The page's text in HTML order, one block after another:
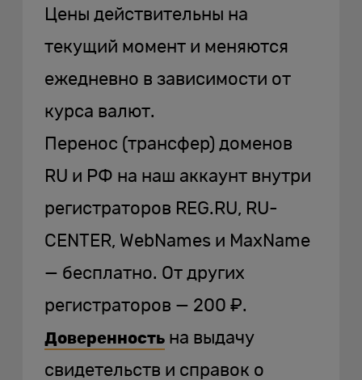
Цены действительны на
текущий момент и меняются
ежедневно в зависимости от
курса валют.
Перенос (трансфер) доменов
RU и РФ на наш аккаунт внутри
регистраторов REG.RU, RU-
CENTER, WebNames и MaxName
— бесплатно. От других
регистраторов — 200 ₽.
Доверенностьна выдачу
свидетельств и справок о